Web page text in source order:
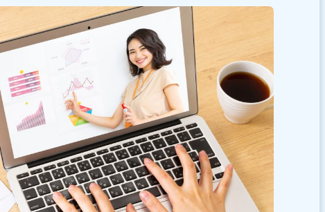
スチャットはメールに代わる役割になりつつあります。
用するLINEに馴染みが深い方が多いかと思います。ビジ
ネスチャットの場合は用途がビジネスに特化していること
どセキュリティ管理機能が優れていること、有償サービ
ールを活用するメリット